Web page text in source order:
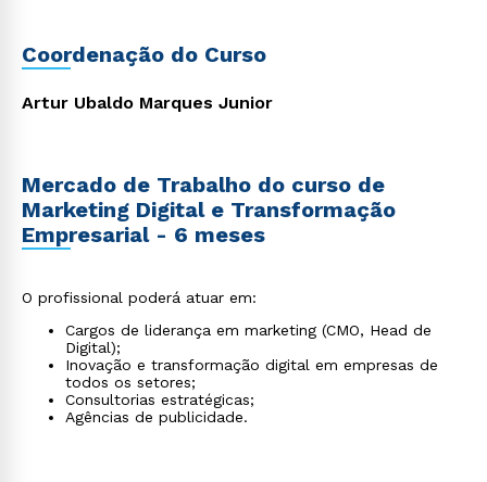
Coordenação do Curso
Artur Ubaldo Marques Junior
Mercado de Trabalho do curso de
Marketing Digital e Transformação
Empresarial - 6 meses
O profissional poderá atuar em:
Cargos de liderança em marketing (CMO, Head de
Digital);
Inovação e transformação digital em empresas de
todos os setores;
Consultorias estratégicas;
Agências de publicidade.